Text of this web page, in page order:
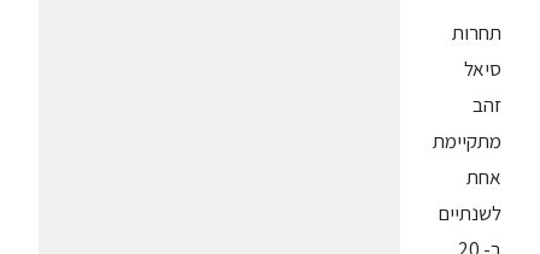
תחרות
סיאל
זהב
מתקיימת
אחת
לשנתיים